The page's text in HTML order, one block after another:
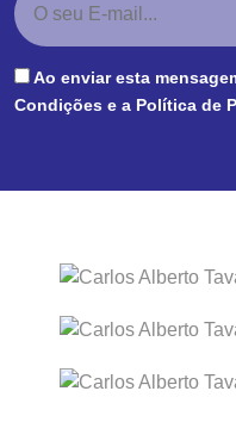
Ao enviar esta
Condições e a Política de